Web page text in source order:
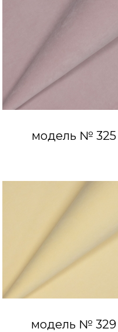
модель № 325
модель № 329